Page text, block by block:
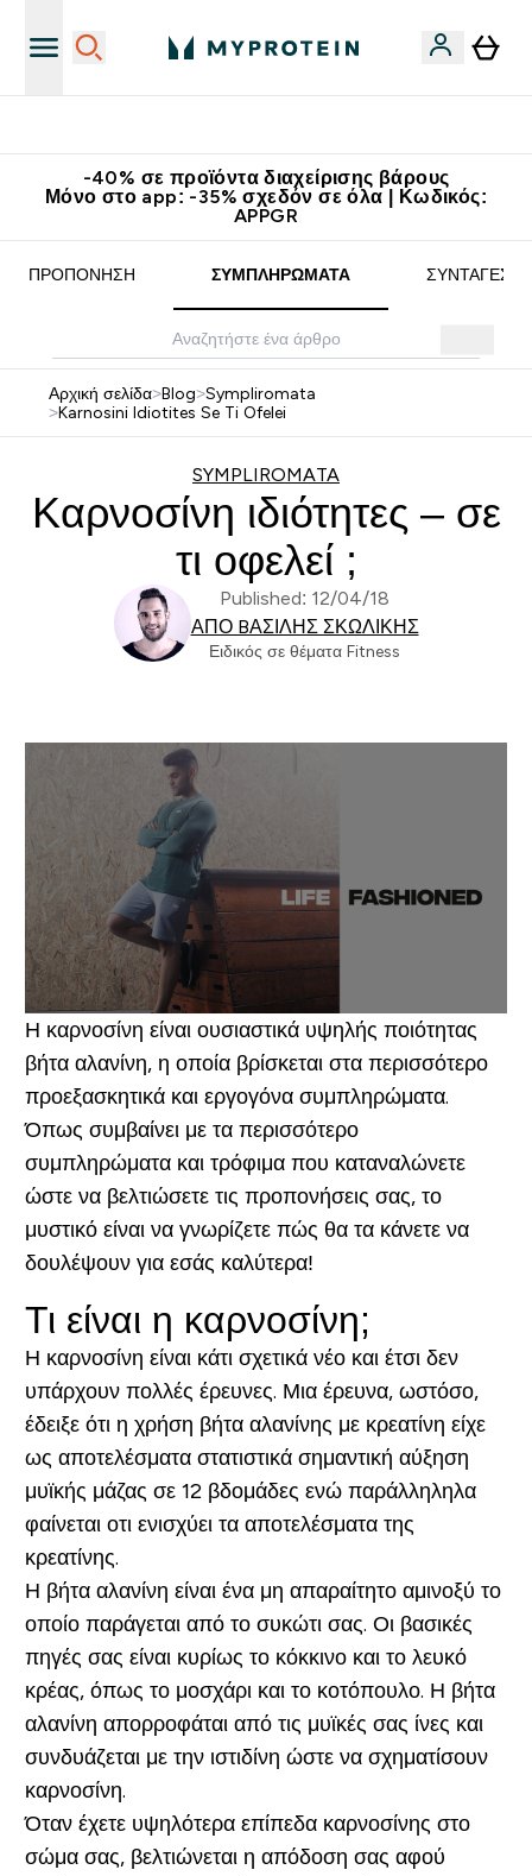
-40% σε προϊόντα διαχείρισης βάρους
Μόνο στο app: -35% σχεδόν σε όλα | Κωδικός:
APPGR
ΠΡΟΠΌΝΗΣΗ ΣΥΜΠΛΗΡΏΜΑΤΑ ΣΥΝΤΑΓΈΣ
Αρχική σελίδα>Blog>Sympliromata
>Karnosini Idiotites Se Ti Ofelei
SYMPLIROMATA
Καρνοσίνη ιδιότητες – σε
τι οφελεί ;
Published: 12/04/18
ΑΠΌ BΑΣΊΛΗΣ ΣΚΩΛΊΚΗΣ
Ειδικός σε θέματα Fitness
Η καρνοσίνη είναι ουσιαστικά υψηλής ποιότητας
βήτα αλανίνη, η οποία βρίσκεται στα περισσότερο
προεξασκητικά και εργογόνα συμπληρώματα.
Όπως συμβαίνει με τα περισσότερο
συμπληρώματα και τρόφιμα που καταναλώνετε
ώστε να βελτιώσετε τις προπονήσεις σας, το
μυστικό είναι να γνωρίζετε πώς θα τα κάνετε να
δουλέψουν για εσάς καλύτερα!
Τι είναι η καρνοσίνη;
Η καρνοσίνη είναι κάτι σχετικά νέο και έτσι δεν
υπάρχουν πολλές έρευνες. Μια έρευνα, ωστόσο,
έδειξε ότι η χρήση βήτα αλανίνης με κρεατίνη είχε
ως αποτελέσματα στατιστικά σημαντική αύξηση
μυϊκής μάζας σε 12 βδομάδες ενώ παράλληληλα
φαίνεται οτι ενισχύει τα αποτελέσματα της
κρεατίνης.
Η βήτα αλανίνη είναι ένα μη απαραίτητο αμινοξύ το
οποίο παράγεται από το συκώτι σας. Οι βασικές
πηγές σας είναι κυρίως το κόκκινο και το λευκό
κρέας, όπως το μοσχάρι και το κοτόπουλο. Η βήτα
αλανίνη απορροφάται από τις μυϊκές σας ίνες και
συνδυάζεται με την ιστιδίνη ώστε να σχηματίσουν
καρνοσίνη.
Όταν έχετε υψηλότερα επίπεδα καρνοσίνης στο
σώμα σας, βελτιώνεται η απόδοση σας αφού